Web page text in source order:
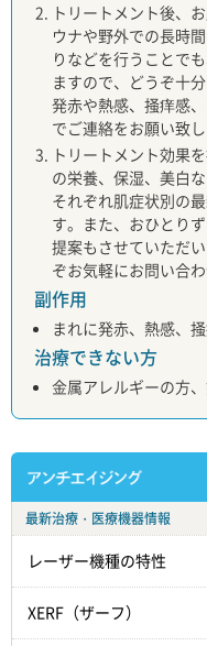
トリートメント後、
ウナや野外での長時
りなどを行うことで
ますので、どうぞ十
発赤や熱感、掻痒感
でご連絡をお願い致し
トリートメント効果
の栄養、保湿、美白
それぞれ肌症状別の
す。また、おひとり
提案もさせていただ
ぞお気軽にお問い合わ
副作用
まれに発赤、熱感、
治療できない方
金属アレルギーの方
最新治療・医療機器情報
レーザー機種の特性
XERF（ザーフ）